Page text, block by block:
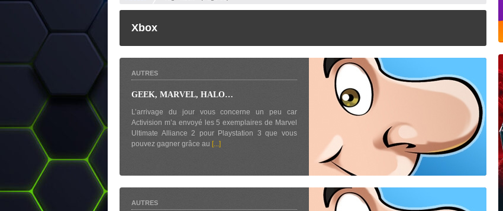
Xbox
AUTRES
GEEK, MARVEL, HALO…
L’arrivage du jour vous concerne un peu car
Activision m’a envoyé les 5 exemplaires de Marvel
Ultimate Alliance 2 pour Playstation 3 que vous
pouvez gagner grâce au [...]
AUTRES